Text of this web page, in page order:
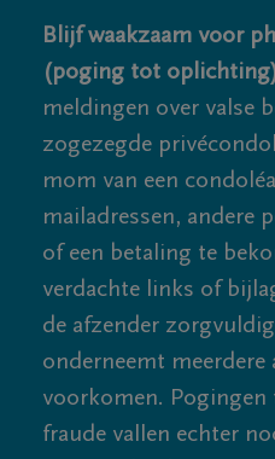
Blijf waakzaam voor
(poging tot
meldingen over valse
zogezegde
mom van een
mailadressen, andere
of een betaling te
verdachte links of
de afzender
onderneemt
voorkomen.
fraude vallen echter